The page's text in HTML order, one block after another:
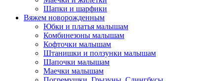
Шапки и шарфики
Вяжем новорожденным
Юбки и платья малышам
Комбинезоны малышам
Кофточки малышам
Штанишки и ползунки малышам
Шапочки малышам
Маечки малышам